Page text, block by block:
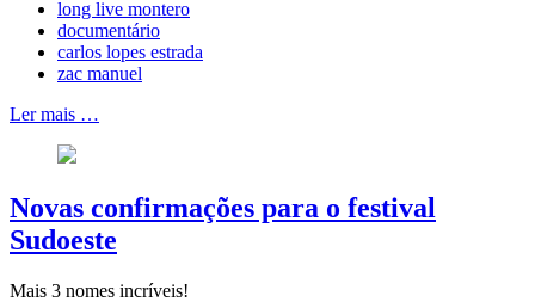
long live montero
documentário
carlos lopes estrada
zac manuel
Ler mais …
Novas confirmações para o festival
Sudoeste
Mais 3 nomes incríveis!